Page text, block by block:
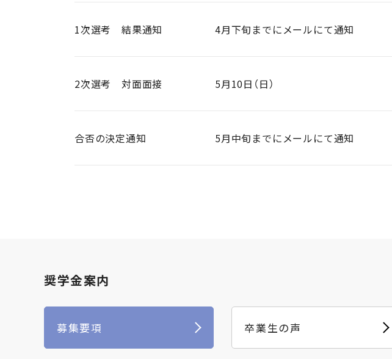
1次選考 結果通知 4月下旬までにメールにて通知
2次選考 対面面接 5月10日（日）
合否の決定通知 5月中旬までにメールにて通知
奨学金案内
募集要項 卒業生の声